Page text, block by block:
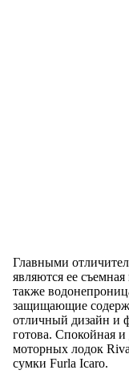
Главными
являются ее
также
защищающие
отличный дизайн и
готова. Спокойная и
моторных лодок
сумки Furla Icaro.